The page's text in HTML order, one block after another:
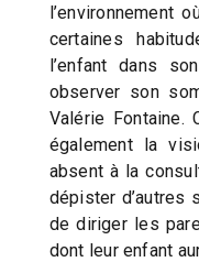
l’environnement
certaines
l’enfant dans
observer son
Valérie Fontaine.
également la
absent à la
dépister d’autres
de diriger les
dont leur enfant